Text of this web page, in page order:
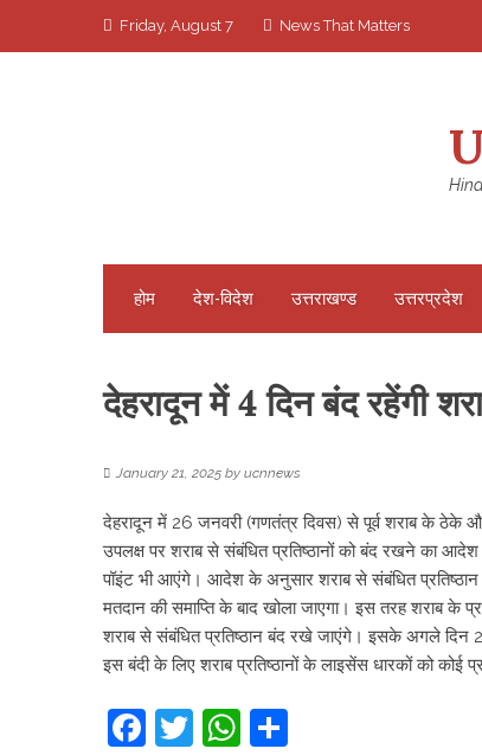
Friday, August 7 News That Matters
होम देश-विदेश उत्तराखण्ड उत्तरप्रदेश
देहरादून में 4 दिन बंद रहेंगी
January 21, 2025 by ucnnews
देहरादून में 26 जनवरी (गणतंत्र दिवस) से पूर्व शराब के
उपलक्ष पर शराब से संबंधित प्रतिष्ठानों को बंद रखने का
पॉइंट भी आएंगे। आदेश के अनुसार शराब से संबंधित
मतदान की समाप्ति के बाद खोला जाएगा। इस तरह शराब के
शराब से संबंधित प्रतिष्ठान बंद रखे जाएंगे। इसके अगले दिन
इस बंदी के लिए शराब प्रतिष्ठानों के लाइसेंस धारकों को कोई
Facebook
TwitterWhatsApp